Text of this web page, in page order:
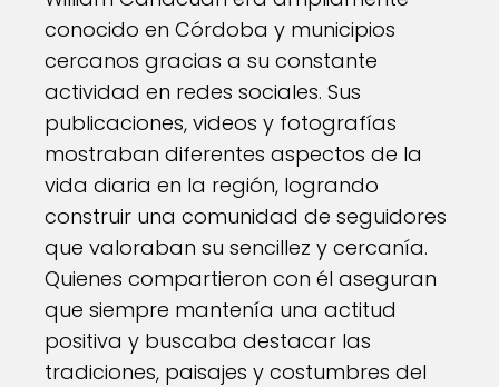
conocido en Córdoba y municipios
cercanos gracias a su constante
actividad en redes sociales. Sus
publicaciones, videos y fotografías
mostraban diferentes aspectos de la
vida diaria en la región, logrando
construir una comunidad de seguidores
que valoraban su sencillez y cercanía.
Quienes compartieron con él aseguran
que siempre mantenía una actitud
positiva y buscaba destacar las
tradiciones, paisajes y costumbres del